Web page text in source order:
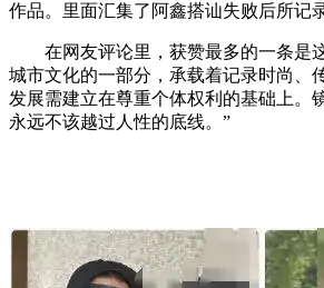
作品。里面汇集了阿鑫搭讪失败后所记
在网友评论里，获赞最多的一条是
城市文化的一部分，承载着记录时尚、
发展需建立在尊重个体权利的基础上。
永远不该越过人性的底线。”